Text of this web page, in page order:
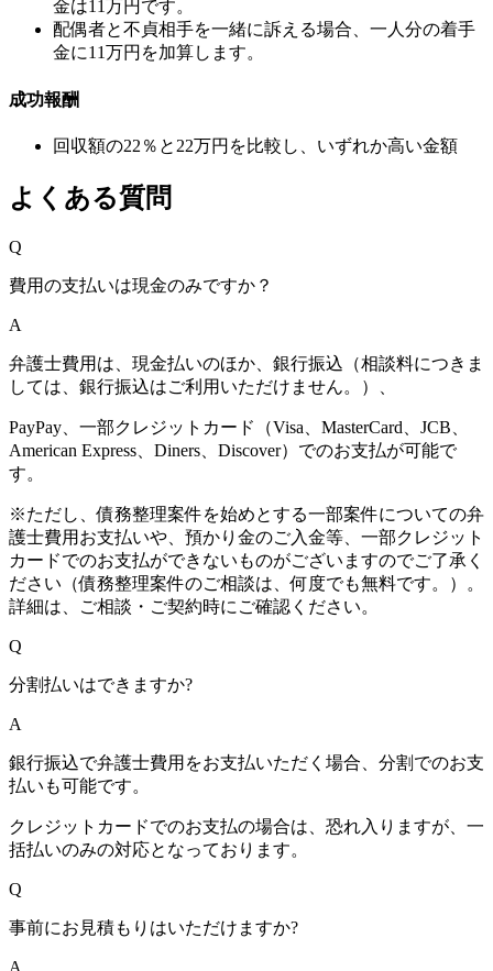
金は11万円です。
配偶者と不貞相手を一緒に訴える場合、一人分の着手
金に11万円を加算します。
成功報酬
回収額の22％と22万円を比較し、いずれか高い金額
よくある質問
Q
費用の支払いは現金のみですか？
A
弁護士費用は、現金払いのほか、銀行振込（相談料につきま
しては、銀行振込はご利用いただけません。）、
PayPay、一部クレジットカード（Visa、MasterCard、JCB、
American Express、Diners、Discover）でのお支払が可能で
す。
※ただし、債務整理案件を始めとする一部案件についての弁
護士費用お支払いや、預かり金のご入金等、一部クレジット
カードでのお支払ができないものがございますのでご了承く
ださい（債務整理案件のご相談は、何度でも無料です。）。
詳細は、ご相談・ご契約時にご確認ください。
Q
分割払いはできますか?
A
銀行振込で弁護士費用をお支払いただく場合、分割でのお支
払いも可能です。
クレジットカードでのお支払の場合は、恐れ入りますが、一
括払いのみの対応となっております。
Q
事前にお見積もりはいただけますか?
A